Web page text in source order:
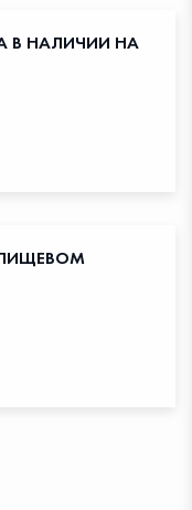
В НАЛИЧИИ НА